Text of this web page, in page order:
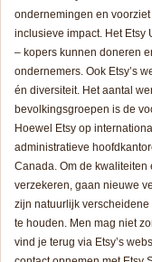
ondernemingen en
inclusieve impact. Het Etsy
– kopers kunnen doneren
ondernemers. Ook Etsy’s
én diversiteit. Het aantal
bevolkingsgroepen is de
Hoewel Etsy op
administratieve
Canada. Om de
verzekeren, gaan nieuwe
zijn natuurlijk
te houden. Men mag niet
vind je terug via Etsy’s